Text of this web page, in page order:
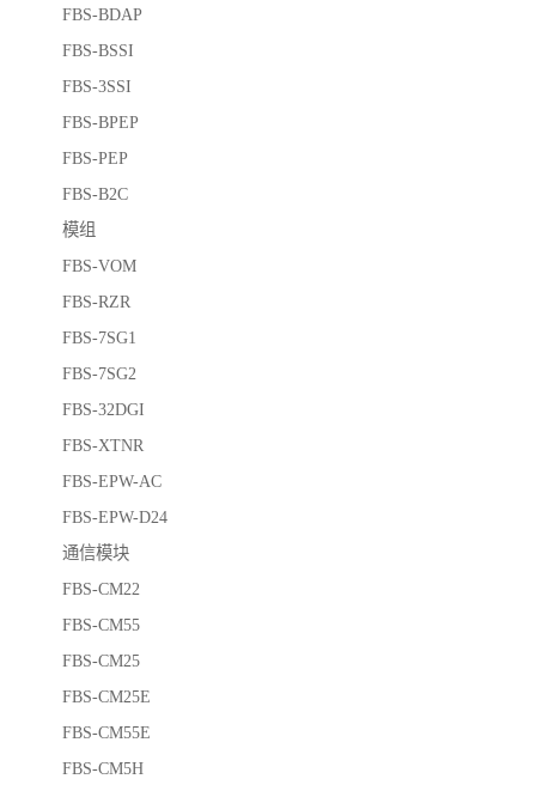
FBS-BDAP
FBS-BSSI
FBS-3SSI
FBS-BPEP
FBS-PEP
FBS-B2C
模组
FBS-VOM
FBS-RZR
FBS-7SG1
FBS-7SG2
FBS-32DGI
FBS-XTNR
FBS-EPW-AC
FBS-EPW-D24
通信模块
FBS-CM22
FBS-CM55
FBS-CM25
FBS-CM25E
FBS-CM55E
FBS-CM5H